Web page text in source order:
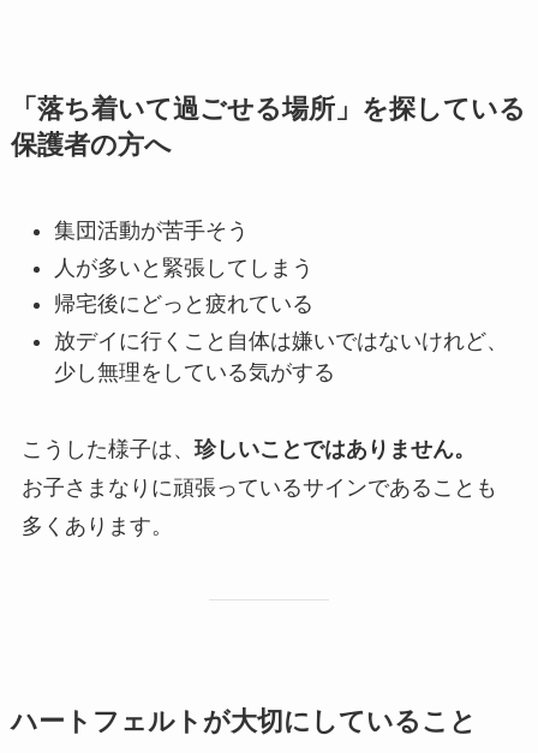
「落ち着いて過ごせる場所」を探している
保護者の方へ
集団活動が苦手そう
人が多いと緊張してしまう
帰宅後にどっと疲れている
放デイに行くこと自体は嫌いではないけれど、
少し無理をしている気がする
こうした様子は、 珍しいことではありません。
お子さまなりに頑張っているサインであることも
多くあります。
ハートフェルトが大切にしていること